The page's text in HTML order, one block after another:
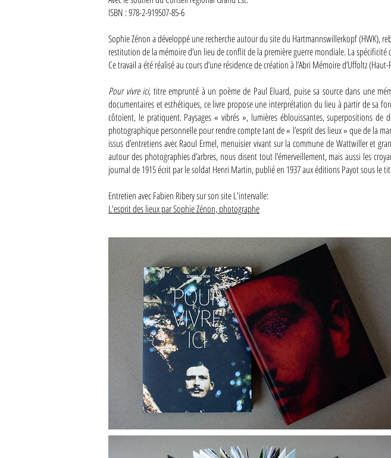
ISBN : 978-2-919507-85-6
Sophie Zénon a développé une recherche autour du site du Hartmannswillerkopf (HWK),
restitution de la mémoire d’un lieu de conflit de la première guerre mondiale. La
Ce travail a été réalisé au cours d’une résidence de création à l’Abri Mémoire d’Uffoltz
Pour vivre ici, titre emprunté à un poème de Paul Eluard, puise sa source dans une
documentaires et esthétiques, ce livre propose une interprétation du lieu à partir de sa
côtoient, le pratiquent.​ Paysages « vibrés », lumières éblouissantes, superpositions de
photographique personnelle pour rendre compte tant de « l’esprit des lieux » que de la
issus d’entretiens avec Raoul Ermel, menuisier vivant sur la commune de Wattwiller et
autour des photographies d’arbres, nous disent tout l’émerveillement, mais aussi les
journal de 1915 écrit par le soldat Henri Martin, publié en 1937 aux éditions Payot sous le
Entretien avec Fabien Ribery sur son site L'intervalle:
L'esprit des lieux par Sophie Zénon, photographe